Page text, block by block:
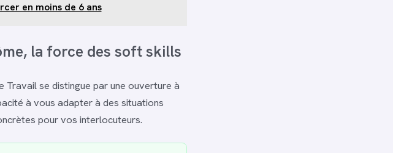
en moins de 6 ans
la force des soft skills
Travail se distingue par une ouverture à
à vous adapter à des situations
pour vos interlocuteurs.